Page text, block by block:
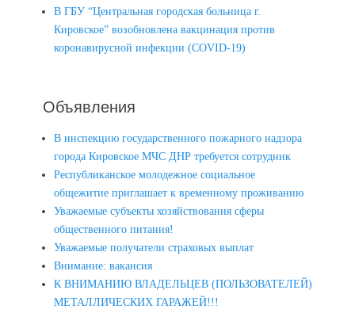
В ГБУ “Центральная городская больница г.
Кировское” возобновлена вакцинация против
коронавирусной инфекции (COVID-19)
Объявления
В инспекцию государственного пожарного надзора
города Кировское МЧС ДНР требуется сотрудник
Республиканское молодежное социальное
общежитие приглашает к временному проживанию
Уважаемые субъекты хозяйствования сферы
общественного питания!
Уважаемые получатели страховых выплат
Внимание: вакансия
К ВНИМАНИЮ ВЛАДЕЛЬЦЕВ (ПОЛЬЗОВАТЕЛЕЙ)
МЕТАЛЛИЧЕСКИХ ГАРАЖЕЙ!!!